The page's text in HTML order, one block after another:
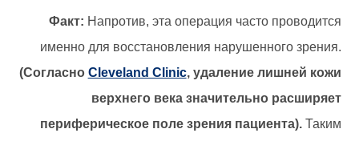
Факт:Напротив, эта операция часто проводится
именно для восстановления нарушенного зрения.
(СогласноCleveland Clinic, удаление лишней кожи
верхнего века значительно расширяет
периферическое поле зрения пациента).Таким